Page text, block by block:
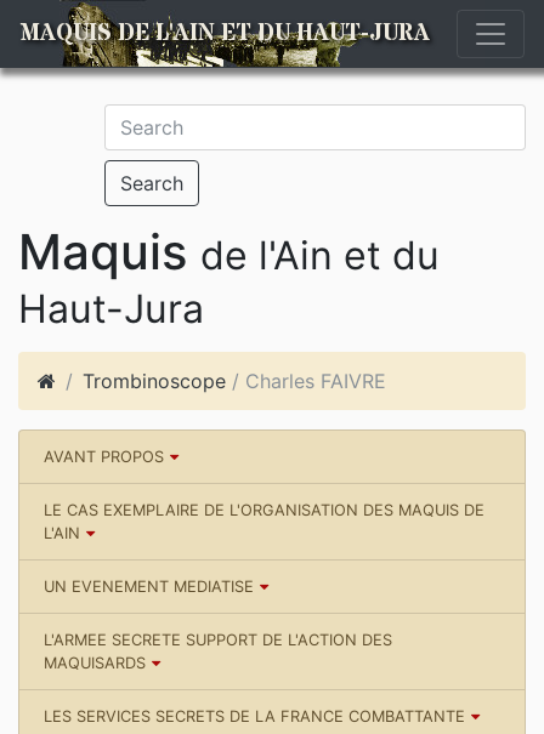
MAQUIS DE L'AIN ET DU HAUT-JURA
Search
Maquis de l'Ain et du
Haut-Jura
Trombinoscope / Charles FAIVRE
AVANT PROPOS
LE CAS EXEMPLAIRE DE L'ORGANISATION DES MAQUIS DE
L'AIN
UN EVENEMENT MEDIATISE
L'ARMEE SECRETE SUPPORT DE L'ACTION DES
MAQUISARDS
LES SERVICES SECRETS DE LA FRANCE COMBATTANTE